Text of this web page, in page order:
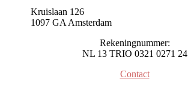
Kruislaan 126
1097 GA Amsterdam
Rekeningnummer:
NL 13 TRIO 0321 0271 24
Contact